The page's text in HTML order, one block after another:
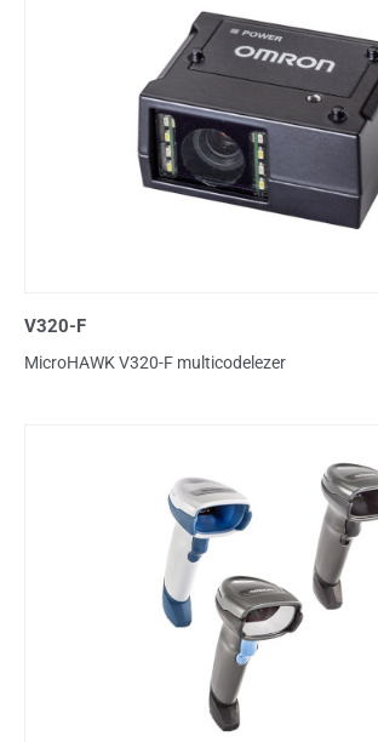
V320-F
MicroHAWK V320-F multicodelezer